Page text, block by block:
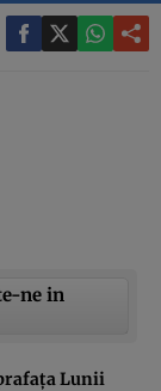
ne in
Lunii